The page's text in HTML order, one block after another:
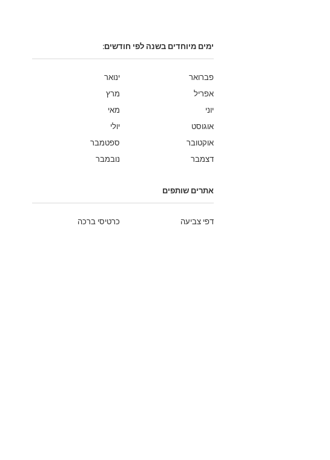
ימים מיוחדים בשנה לפי חודשים:
ינואר
פברואר
מרץ
אפריל
מאי
יוני
יולי
אוגוסט
ספטמבר
אוקטובר
נובמבר
דצמבר
אתרים שותפים
כרטיסי ברכה דפי צביעה